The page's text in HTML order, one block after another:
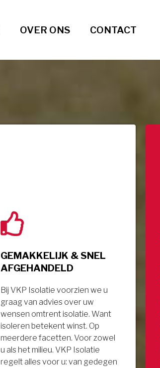
OVER ONS CONTACT
GEMAKKELIJK & SNEL
AFGEHANDELD
Bij VKP Isolatie voorzien we u
graag van advies over uw
wensen omtrent isolatie. Want
isoleren betekent winst. Op
meerdere facetten. Voor zowel
u als het milieu. VKP Isolatie
regelt alles voor u: van gedegen